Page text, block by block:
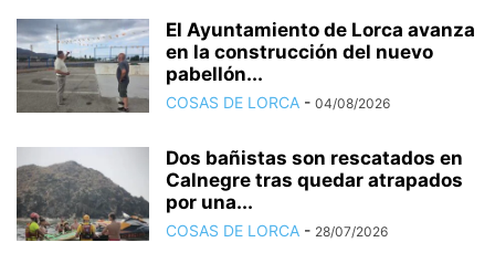
El Ayuntamiento de Lorca avanza
en la construcción del nuevo
pabellón...
COSAS DE LORCA - 04/08/2026
Dos bañistas son rescatados en
Calnegre tras quedar atrapados
por una...
COSAS DE LORCA - 28/07/2026